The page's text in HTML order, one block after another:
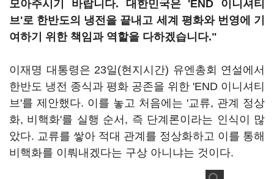
모아주시기 바랍니다. 대한민국은 'END 이니셔티
브'로 한반도의 냉전을 끝내고 세계 평화와 번영에 기
여하기 위한 책임과 역할을 다하겠습니다."
이재명 대통령은 23일(현지시간) 유엔총회 연설에서
한반도 냉전 종식과 평화 공존을 위한 'END 이니셔티
브'를 제안했다. 이를 놓고 처음에는 '교류, 관계 정상
화, 비핵화'를 실행 순서, 즉 단계론이라는 인식이 많
았다. 교류를 쌓아 적대 관계를 정상화하고 이를 통해
비핵화를 이뤄내겠다는 구상 아니냐는 것이다.